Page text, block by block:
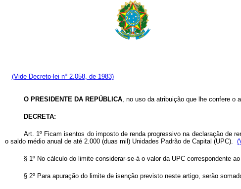
(Vide Decreto-lei nº 2.058, de 1983)
O PRESIDENTE DA REPÚBLICA, no uso da atribuição que lhe confere o
DECRETA:
Art. 1º Ficam isentos do imposto de renda progressivo na declaração de
o saldo médio anual de até 2.000 (duas mil) Unidades Padrão de Capital (UPC).
§ 1º No cálculo do limite considerar-se-á o valor da UPC correspondente
§ 2º Para apuração do limite de isenção previsto neste artigo, serão